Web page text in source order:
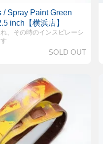
/ Spray Paint Green
inch【横浜店】
、その時のインスピレーシ
SOLD OUT